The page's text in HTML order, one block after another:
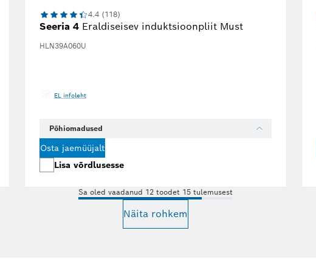
Seeria 4 Eraldiseisev induktsioonpliit Must
HLN39A060U
4.4 (118)
EL infoleht
Põhiomadused
Osta jaemüüjalt
Lisa võrdlusesse
Sa oled vaadanud 12 toodet 15 tulemusest
Näita rohkem